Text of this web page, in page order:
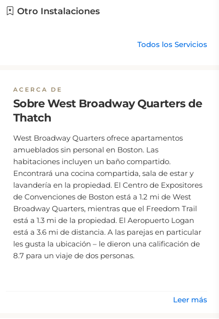
Otro Instalaciones
Todos los Servicios
ACERCA DE
Sobre West Broadway Quarters de
Thatch
West Broadway Quarters ofrece apartamentos
amueblados sin personal en Boston. Las
habitaciones incluyen un baño compartido.
Encontrará una cocina compartida, sala de estar y
lavandería en la propiedad. El Centro de Expositores
de Convenciones de Boston está a 1.2 mi de West
Broadway Quarters, mientras que el Freedom Trail
está a 1.3 mi de la propiedad. El Aeropuerto Logan
está a 3.6 mi de distancia. A las parejas en particular
les gusta la ubicación – le dieron una calificación de
8.7 para un viaje de dos personas.
Leer más